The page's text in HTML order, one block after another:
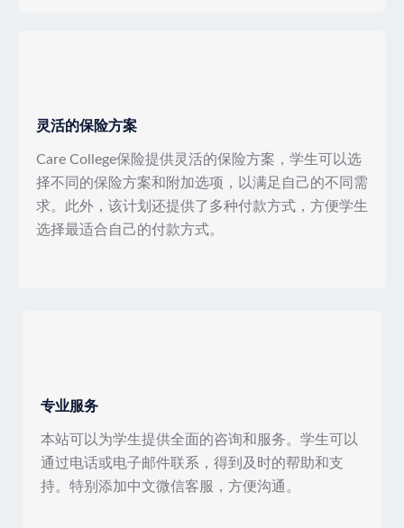
灵活的保险方案
Care College保险提供灵活的保险方案，学生可以选
择不同的保险方案和附加选项，以满足自己的不同需
求。此外，该计划还提供了多种付款方式，方便学生
选择最适合自己的付款方式。
专业服务
本站可以为学生提供全面的咨询和服务。学生可以
通过电话或电子邮件联系，得到及时的帮助和支
持。特别添加中文微信客服，方便沟通。